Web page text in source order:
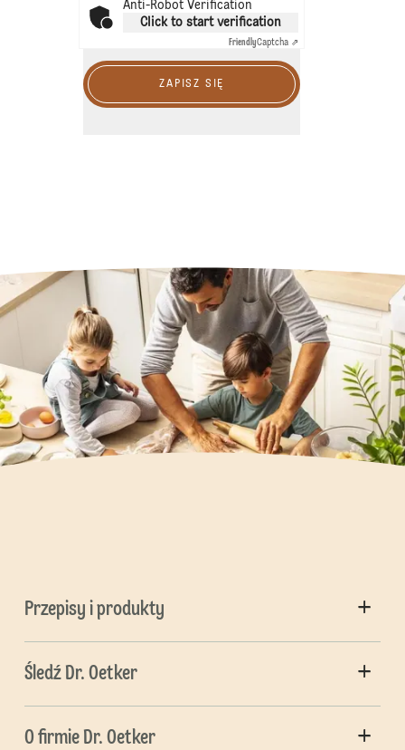
Anti-Robot Verification
Click to start verification
FriendlyCaptcha ⇗
ZAPISZ SIĘ
Przepisy i produkty
Śledź Dr. Oetker
O firmie Dr. Oetker